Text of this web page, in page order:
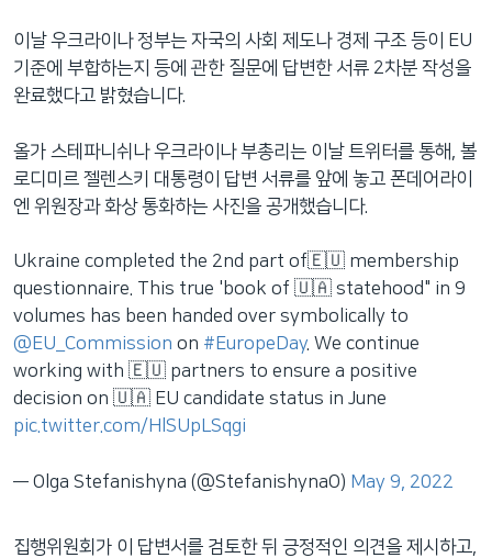
이날 우크라이나 정부는 자국의 사회 제도나 경제 구조 등이 EU
기준에 부합하는지 등에 관한 질문에 답변한 서류 2차분 작성을
완료했다고 밝혔습니다.
올가 스테파니쉬나 우크라이나 부총리는 이날 트위터를 통해, 볼
로디미르 젤렌스키 대통령이 답변 서류를 앞에 놓고 폰데어라이
엔 위원장과 화상 통화하는 사진을 공개했습니다.
Ukraine completed the 2nd part of🇪🇺 membership
questionnaire. This true 'book of 🇺🇦 statehood" in 9
volumes has been handed over symbolically to
@EU_Commission on #EuropeDay. We continue
working with 🇪🇺 partners to ensure a positive
decision on 🇺🇦 EU candidate status in June
pic.twitter.com/HlSUpLSqgi
— Olga Stefanishyna (@StefanishynaO) May 9, 2022
집행위원회가 이 답변서를 검토한 뒤 긍정적인 의견을 제시하고,